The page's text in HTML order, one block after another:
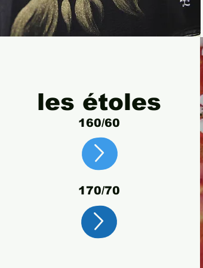
les étoles
160/60
170/70